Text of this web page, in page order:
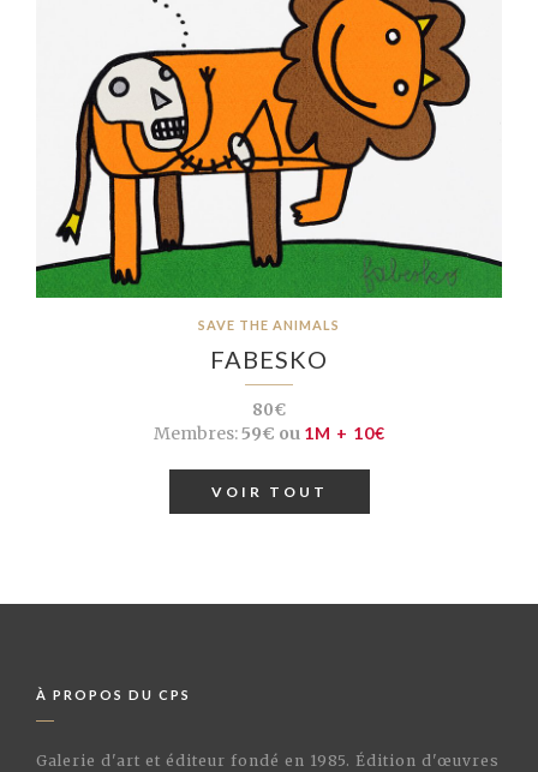
SAVE THE ANIMALS
FABESKO
80€
Membres:59€ ou 1M + 10€
VOIR TOUT
À PROPOS DU CPS
Galerie d'art et éditeur fondé en 1985. Édition d'œuvres